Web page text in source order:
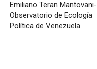
Emiliano Teran Mantovani-
Observatorio de Ecología
Política de Venezuela